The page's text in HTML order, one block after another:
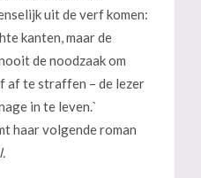
uit de verf komen:
kanten, maar de
de noodzaak om
af te straffen – de lezer
in te leven.`
haar volgende roman